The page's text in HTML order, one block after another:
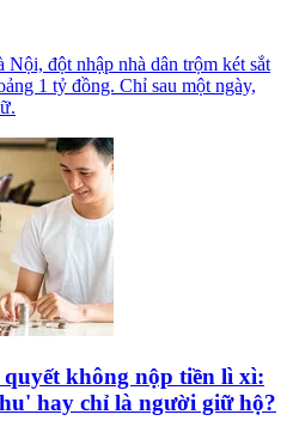
đột nhập nhà dân trộm két sắt
1 tỷ đồng. Chỉ sau một ngày,
không nộp tiền lì xì:
hay chỉ là người giữ hộ?